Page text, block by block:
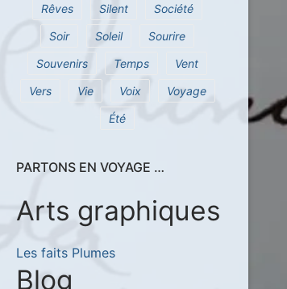
Rêves
Silent
Société
Soir
Soleil
Sourire
Souvenirs
Temps
Vent
Vers
Vie Voix
Voyage
Été
PARTONS EN VOYAGE …
Arts graphiques
Les faits Plumes
Blog